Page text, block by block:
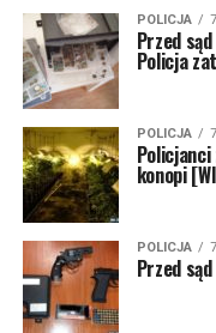
POLICJA
Przed
Policja
POLICJA
konopi
POLICJA
Przed